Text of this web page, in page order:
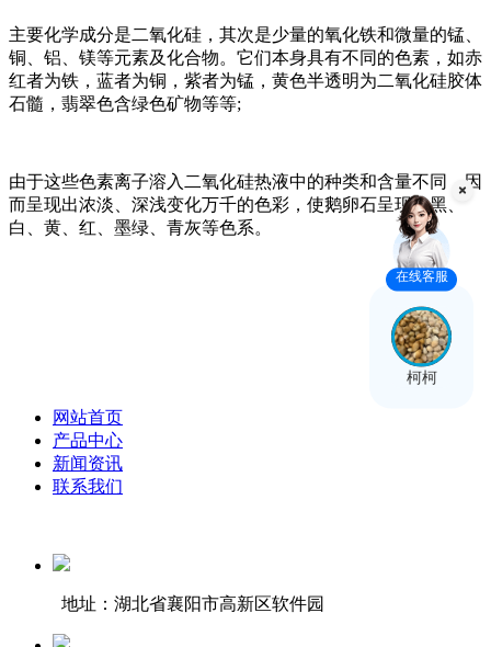
主要化学成分是二氧化硅，其次是少量的氧化铁和微量的锰、
铜、铝、镁等元素及化合物。它们本身具有不同的色素，如赤
红者为铁，蓝者为铜，紫者为锰，黄色半透明为二氧化硅胶体
石髓，翡翠色含绿色矿物等等;
由于这些色素离子溶入二氧化硅热液中的种类和含量不同，因
而呈现出浓淡、深浅变化万千的色彩，使鹅卵石呈现出黑、
白、黄、红、墨绿、青灰等色系。
网站首页
产品中心
新闻资讯
联系我们
地址：湖北省襄阳市高新区软件园
在线客服
柯柯